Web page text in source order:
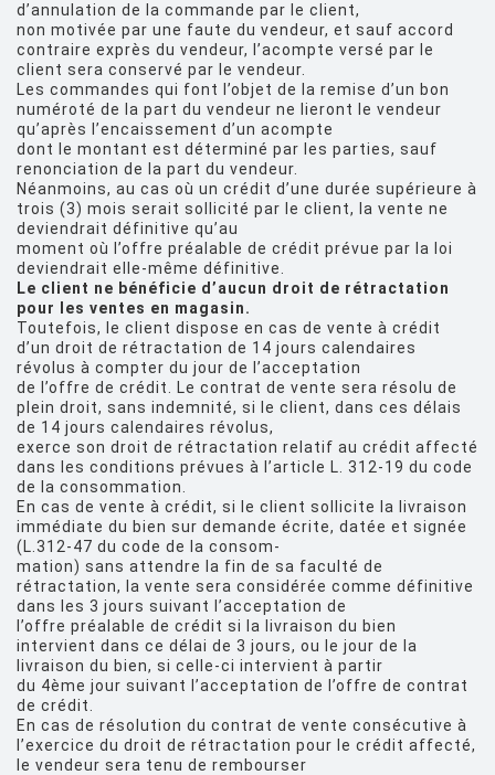
d’annulation de la commande par le client,
non motivée par une faute du vendeur, et sauf accord
contraire exprès du vendeur, l’acompte versé par le
client sera conservé par le vendeur.
Les commandes qui font l’objet de la remise d’un bon
numéroté de la part du vendeur ne lieront le vendeur
qu’après l’encaissement d’un acompte
dont le montant est déterminé par les parties, sauf
renonciation de la part du vendeur.
Néanmoins, au cas où un crédit d’une durée supérieure à
trois (3) mois serait sollicité par le client, la vente ne
deviendrait définitive qu’au
moment où l’offre préalable de crédit prévue par la loi
deviendrait elle-même définitive.
Le client ne bénéficie d’aucun droit de rétractation
pour les ventes en magasin.
Toutefois, le client dispose en cas de vente à crédit
d’un droit de rétractation de 14 jours calendaires
révolus à compter du jour de l’acceptation
de l’offre de crédit. Le contrat de vente sera résolu de
plein droit, sans indemnité, si le client, dans ces délais
de 14 jours calendaires révolus,
exerce son droit de rétractation relatif au crédit affecté
dans les conditions prévues à l’article L. 312-19 du code
de la consommation.
En cas de vente à crédit, si le client sollicite la livraison
immédiate du bien sur demande écrite, datée et signée
(L.312-47 du code de la consom-
mation) sans attendre la fin de sa faculté de
rétractation, la vente sera considérée comme définitive
dans les 3 jours suivant l’acceptation de
l’offre préalable de crédit si la livraison du bien
intervient dans ce délai de 3 jours, ou le jour de la
livraison du bien, si celle-ci intervient à partir
du 4ème jour suivant l’acceptation de l’offre de contrat
de crédit.
En cas de résolution du contrat de vente consécutive à
l’exercice du droit de rétractation pour le crédit affecté,
le vendeur sera tenu de rembourser